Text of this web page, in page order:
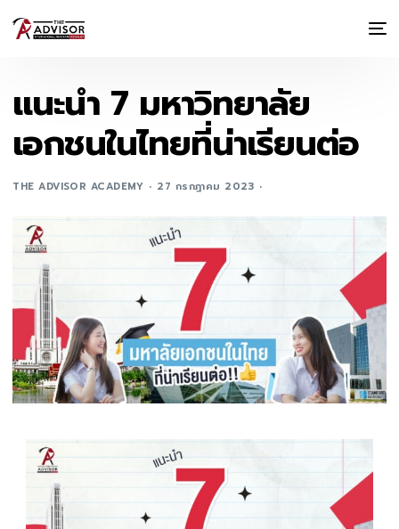
แนะนำ 7 มหาวิทยาลัย
เอกชนในไทยที่น่าเรียนต่อ
THE ADVISOR ACADEMY 27 กรกฎาคม 2023